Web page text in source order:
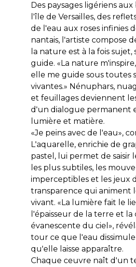
Des paysages ligériens aux
l'île de Versailles, des
de l'eau aux roses infinies
nantais, l'artiste compose
la nature est à la fois sujet,
guide. «La nature
elle me guide sous toutes
vivantes.» Nénuphars,
et feuillages deviennent
d'un dialogue permanent
lumière et matière.
«Je peins avec de l'eau»,
L'aquarelle, enrichie de
pastel, lui permet de saisir
les plus subtiles, les
imperceptibles et les jeux
transparence qui animent
vivant. «La lumière fait le
l'épaisseur de la terre et la
évanescente du ciel»,
tour ce que l'eau
qu'elle laisse apparaître.
Chaque ceuvre naît d'un